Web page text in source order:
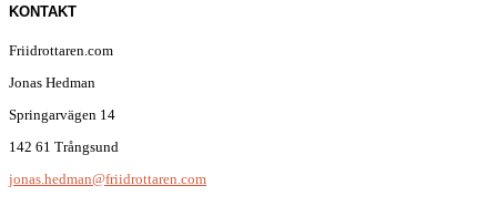
KONTAKT
Friidrottaren.com
Jonas Hedman
Springarvägen 14
142 61 Trångsund
jonas.hedman@friidrottaren.com